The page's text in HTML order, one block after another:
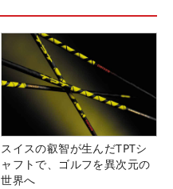
スイスの叡智が生んだTPTシ
ャフトで、ゴルフを異次元の
世界へ